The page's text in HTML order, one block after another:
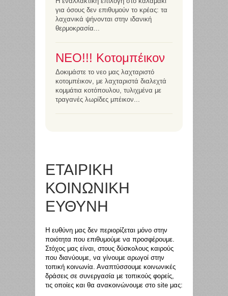
για όσους δεν επιθυμούν το κρέας: τα
λαχανικά ψήνονται στην ιδανική
θερμοκρασία...
ΝΕΟ!!! Κοτομπέικον
Δοκιμάστε το νεο μας λαχταριστό
κοτομπέικον, με λαχταριστά διαλεχτά
κομμάτια κοτόπουλου, τυλιχμένα με
τραγανές λωρίδες μπέικον...
ΕΤΑΙΡΙΚΗ
ΚΟΙΝΩΝΙΚΗ
ΕΥΘΥΝΗ
Η ευθύνη μας δεν περιορίζεται μόνο στην
ποιότητα που επιθυμούμε να προσφέρουμε.
Στόχος μας είναι, στους δύσκολους καιρούς
που διανύουμε, να γίνουμε αρωγοί στην
τοπική κοινωνία. Αναπτύσσουμε κοινωνικές
δράσεις σε συνεργασία με τοπικούς φορείς,
τις οποίες και θα ανακοινώνουμε στο site μας: